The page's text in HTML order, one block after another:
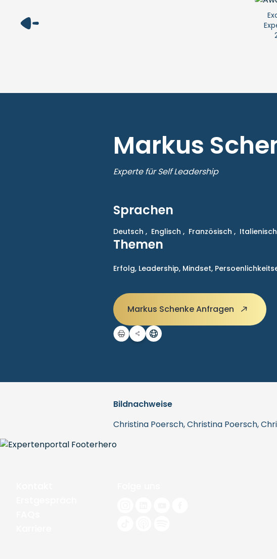
Markus
Experte für Self Leadership
Sprachen
Deutsch , Englisch , Französisch , Italienisch
Themen
Erfolg, Leadership, Mindset,
Markus Schenke Anfragen
Bildnachweise
Christina Poersch, Christina Poersch,